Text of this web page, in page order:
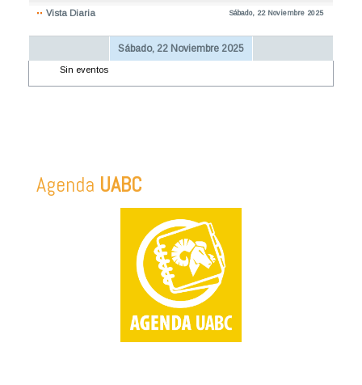
Vista Diaria Sábado, 22 Noviembre 2025
Sábado, 22 Noviembre 2025
Sin eventos
Agenda UABC